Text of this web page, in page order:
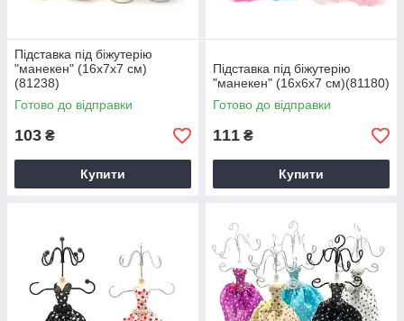
Підставка під біжутерію
"манекен" (16х7х7 см)
(81238)
Готово до відправки
103 ₴
Купити
Підставка під біжутерію
"манекен" (16х6х7 см)(81180)
Готово до відправки
111 ₴
Купити